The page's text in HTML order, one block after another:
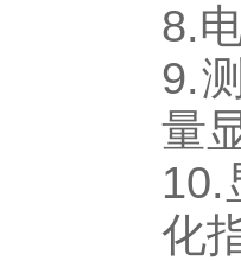
8.
9.
量
10.
化